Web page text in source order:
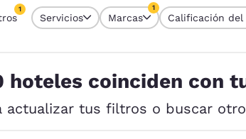
Latin America
English
Español
1
seleccionado actualmente
Servicios Marcas
1
Calificación del
hoteles coinciden con
actualizar tus filtros o buscar